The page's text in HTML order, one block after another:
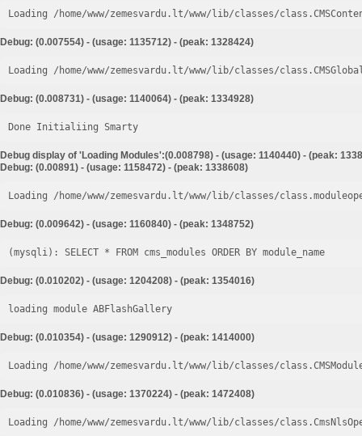
Loading /home/www/zemesvardu.lt/www/lib/classes/
Debug: (0.007554) - (usage: 1135712) - (peak: 1328424)
Loading /home/www/zemesvardu.lt/www/lib/classes/
Debug: (0.008731) - (usage: 1140064) - (peak: 1334928)
Done Initialiing Smarty
Debug display of 'Loading Modules':(0.008798) - (usage: 1140440) - (peak:
Debug: (0.00891) - (usage: 1158472) - (peak: 1338608)
Loading /home/www/zemesvardu.lt/www/lib/classes/
Debug: (0.009642) - (usage: 1160840) - (peak: 1348752)
Debug: (0.010202) - (usage: 1204208) - (peak: 1354016)
loading module ABFlashGallery
Debug: (0.010354) - (usage: 1290912) - (peak: 1414000)
Loading /home/www/zemesvardu.lt/www/lib/classes/
Debug: (0.010836) - (usage: 1370224) - (peak: 1472408)
Loading /home/www/zemesvardu.lt/www/lib/classes/